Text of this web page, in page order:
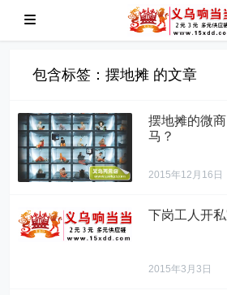
包含标签：摆地摊 的文章
商，如何才能开的
起宝马？">
摆地摊的微
马？
2015年12月16日
下岗工人开
2015年3月3日